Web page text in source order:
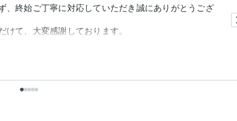
、終始ご丁寧に対応していただき誠にありがとうござ
て、大変感謝しております。
いたします。